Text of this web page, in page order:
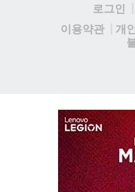
로그인
이용약관
개